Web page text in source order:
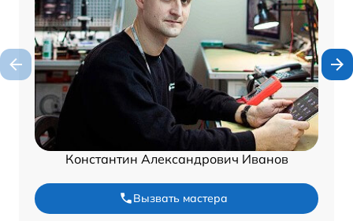
Константин Александрович Иванов
Вызвать мастера